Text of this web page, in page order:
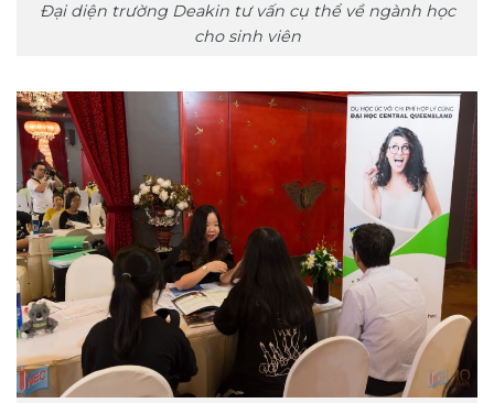
Đại diện trường Deakin tư vấn cụ thể về ngành học
cho sinh viên